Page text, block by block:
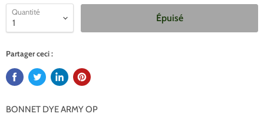
Quantité
Épuisé
Partager ceci :
BONNET DYE ARMY OP